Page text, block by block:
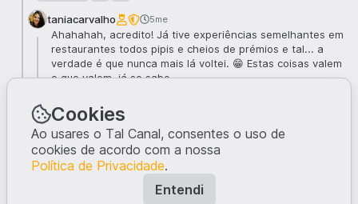
taniacarvalho 5me
Ahahahah, acredito! Já tive experiências semelhantes em
restaurantes todos pipis e cheios de prémios e tal... a
verdade é que nunca mais lá voltei. 😁 Estas coisas valem
o que valem, já se sabe.
martamorais 5me
hahahahah, fui ver a lista e este ano o tal café de Oslo
está em segundo lugar 😂 😂
1
Cookies
Ao usares o Tal Canal, consentes o uso de
cookies de acordo com a nossa
Política de Privacidade.
Entendi